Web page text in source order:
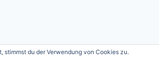
- WordPress Theme von
stimmst du der Verwendung von Cookies zu.